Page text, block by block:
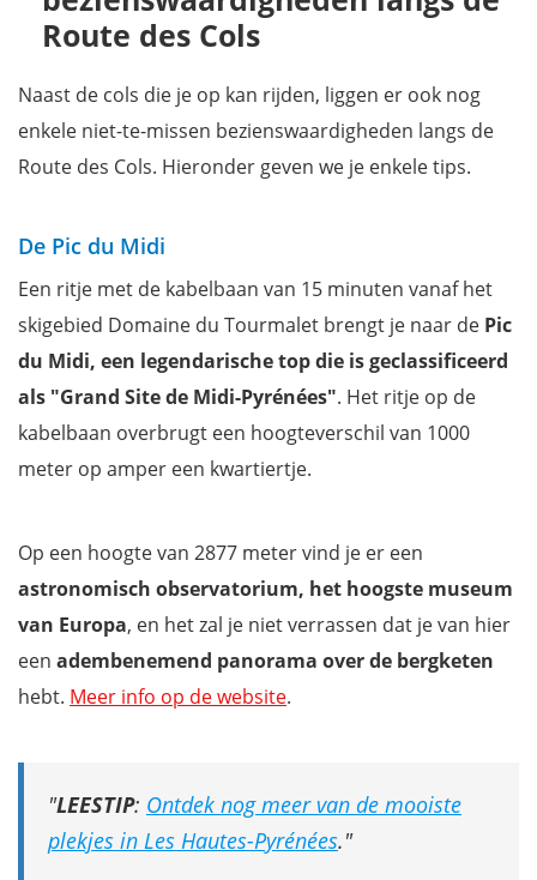
Route des Cols
Naast de cols die je op kan rijden, liggen er ook nog
enkele niet-te-missen bezienswaardigheden langs de
Route des Cols. Hieronder geven we je enkele tips.
De Pic du Midi
Een ritje met de kabelbaan van 15 minuten vanaf het
skigebied Domaine du Tourmalet brengt je naar de Pic
du Midi, een legendarische top die is geclassificeerd
als "Grand Site de Midi-Pyrénées". Het ritje op de
kabelbaan overbrugt een hoogteverschil van 1000
meter op amper een kwartiertje.
Op een hoogte van 2877 meter vind je er een
astronomisch observatorium, het hoogste museum
van Europa, en het zal je niet verrassen dat je van hier
een adembenemend panorama over de bergketen
hebt. Meer info op de website.
LEESTIP: Ontdek nog meer van de mooiste
plekjes in Les Hautes-Pyrénées.